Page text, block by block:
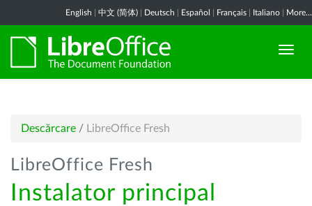
English 中文 (简体) Deutsch Español Français Italiano More...
Descărcare / LibreOffice Fresh
LibreOffice Fresh
Instalator principal